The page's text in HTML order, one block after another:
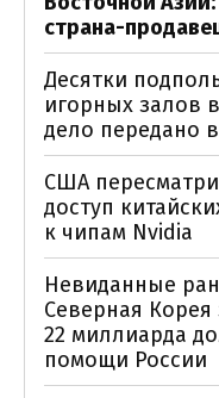
страна-
Десятки
игорных залов
дело передано
США
доступ
к чипам Nvidia
Невиданные
Северная Корея
22 миллиарда
помощи России